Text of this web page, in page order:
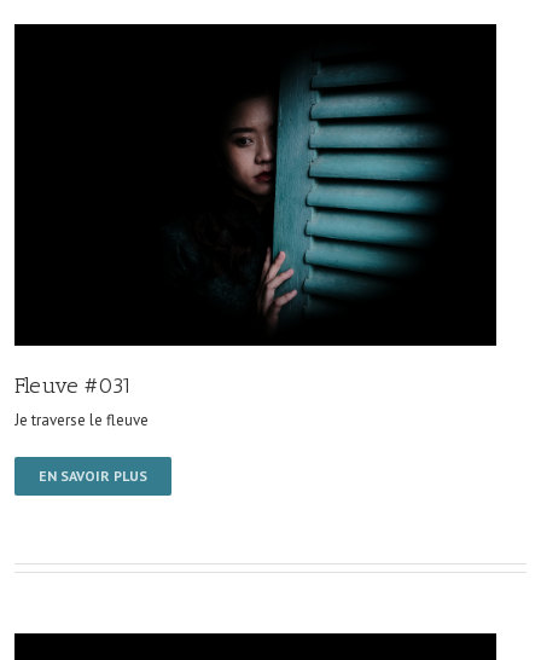
Fleuve #031
Je traverse le fleuve
EN SAVOIR PLUS